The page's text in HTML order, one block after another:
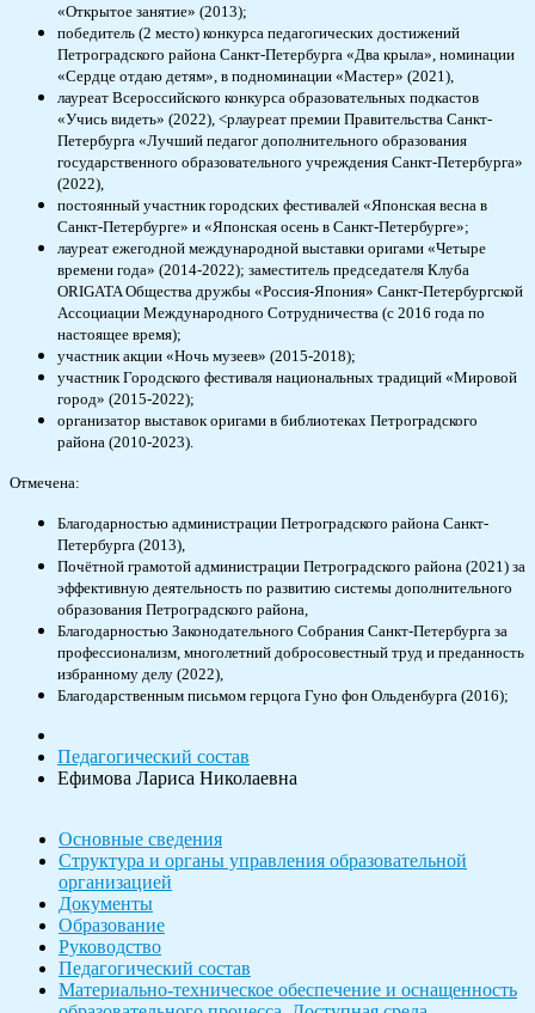
«Открытое занятие» (2013);
победитель (2 место) конкурса педагогических достижений
Петроградского района Санкт-Петербурга «Два крыла», номинации
«Сердце отдаю детям», в подноминации «Мастер» (2021),
лауреат Всероссийского конкурса образовательных подкастов
«Учись видеть» (2022), <pлауреат премии Правительства Санкт-
Петербурга «Лучший педагог дополнительного образования
государственного образовательного учреждения Санкт-Петербурга»
(2022),
постоянный участник городских фестивалей «Японская весна в
Санкт-Петербурге» и «Японская осень в Санкт-Петербурге»;
лауреат ежегодной международной выставки оригами «Четыре
времени года» (2014-2022); заместитель председателя Клуба
ORIGATA Общества дружбы «Россия-Япония» Санкт-Петербургской
Ассоциации Международного Сотрудничества (с 2016 года по
настоящее время);
участник акции «Ночь музеев» (2015-2018);
участник Городского фестиваля национальных традиций «Мировой
город» (2015-2022);
организатор выставок оригами в библиотеках Петроградского
района (2010-2023).
Отмечена:
Благодарностью администрации Петроградского района Санкт-
Петербурга (2013),
Почётной грамотой администрации Петроградского района (2021) за
эффективную деятельность по развитию системы дополнительного
образования Петроградского района,
Благодарностью Законодательного Собрания Санкт-Петербурга за
профессионализм, многолетний добросовестный труд и преданность
избранному делу (2022),
Благодарственным письмом герцога Гуно фон Ольденбурга (2016);
Педагогический состав
Ефимова Лариса Николаевна
Основные сведения
Структура и органы управления образовательной
организацией
Документы
Образование
Руководство
Педагогический состав
Материально-техническое обеспечение и оснащенность